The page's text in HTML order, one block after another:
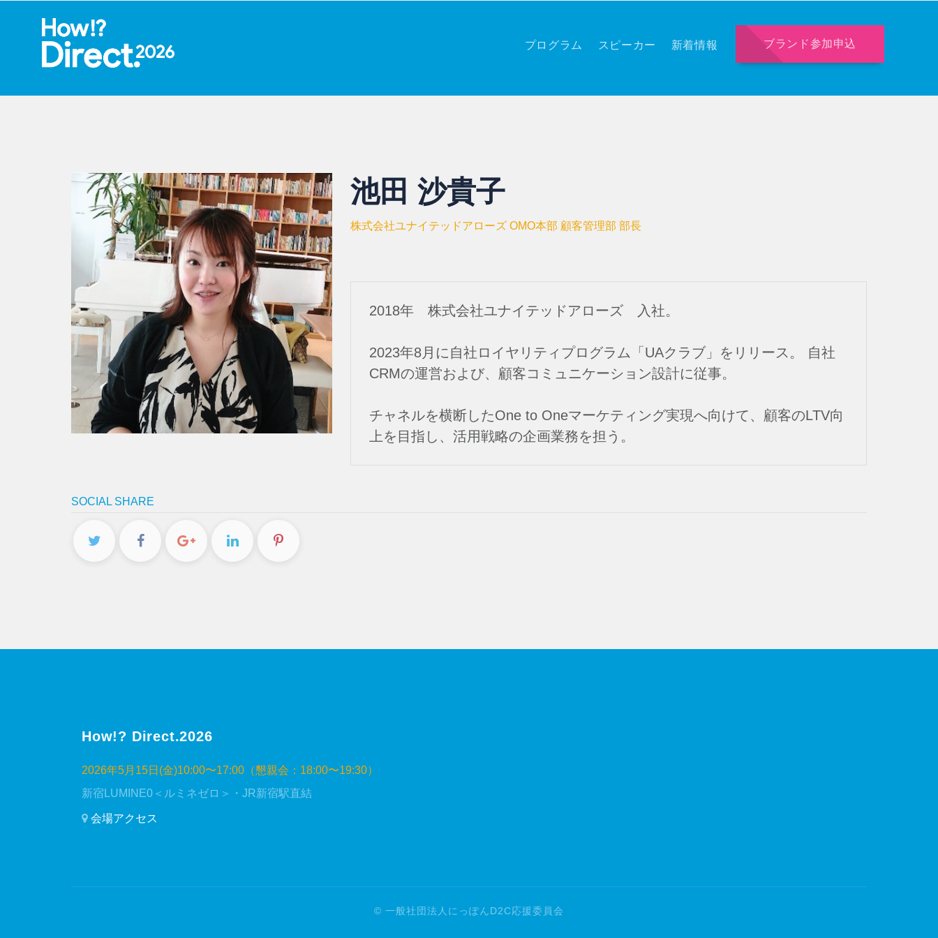
プログラム スピーカー 新着情報 ブランド参加申込
池田 沙貴子
株式会社ユナイテッドアローズ OMO本部 顧客管理部 部長
2018年 株式会社ユナイテッドアローズ 入社。
2023年8月に自社ロイヤリティプログラム「UAクラブ」をリリース。 自社
CRMの運営および、顧客コミュニケーション設計に従事。
チャネルを横断したOne to Oneマーケティング実現へ向けて、顧客のLTV向
上を目指し、活用戦略の企画業務を担う。
SOCIAL SHARE
How!? Direct.2026
2026年5月15日(金)10:00〜17:00（懇親会：18:00〜19:30）
新宿LUMINE0＜ルミネゼロ＞・JR新宿駅直結
会場アクセス
© 一般社団法人にっぽんD2C応援委員会